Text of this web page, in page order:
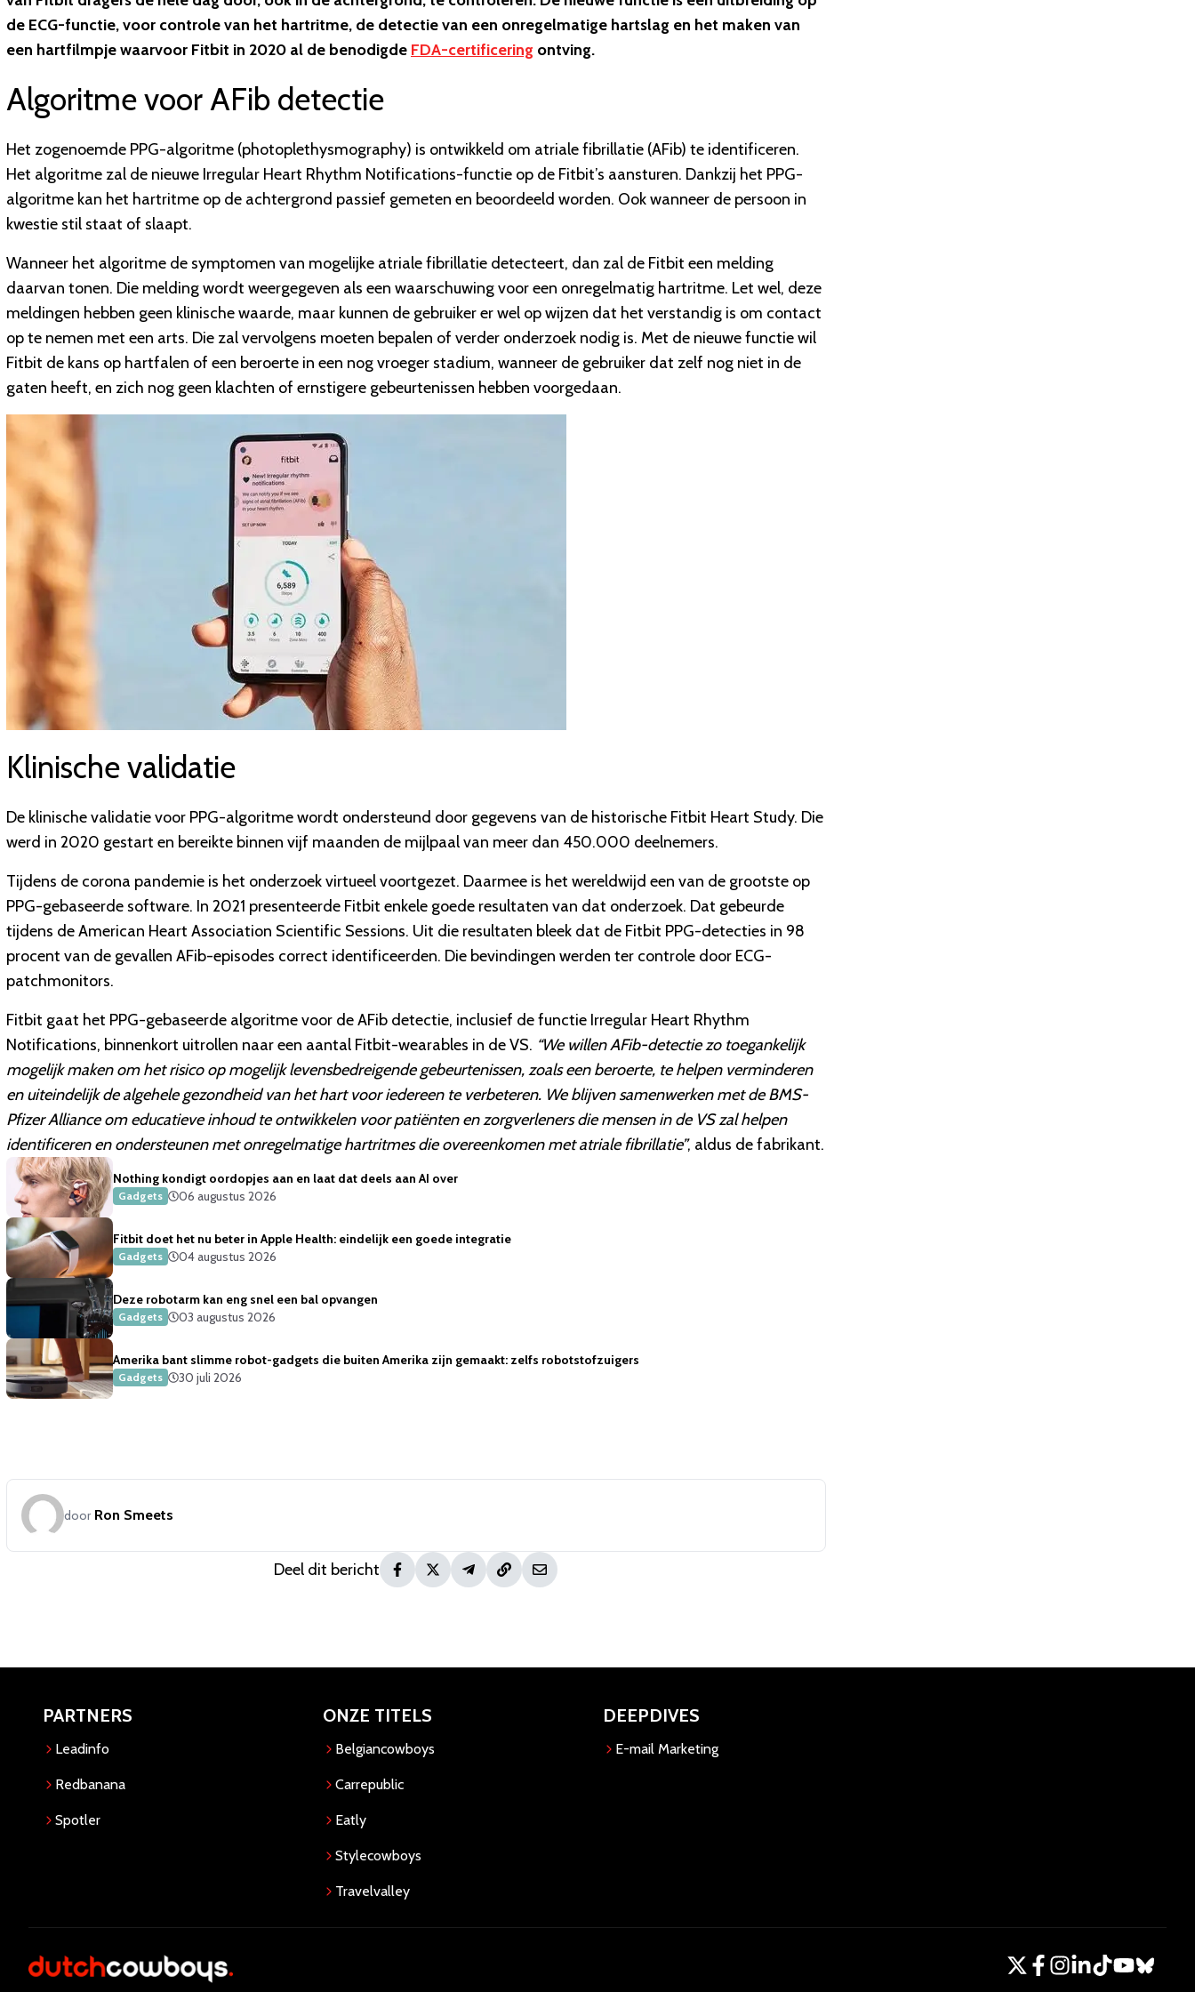
de ECG-functie, voor controle van het hartritme, de detectie van een onregelmatige hartslag en het maken van
een hartfilmpje waarvoor Fitbit in 2020 al de benodigde FDA-certificering ontving.
Algoritme voor AFib detectie
Het zogenoemde PPG-algoritme (photoplethysmography) is ontwikkeld om atriale fibrillatie (AFib) te identificeren.
Het algoritme zal de nieuwe Irregular Heart Rhythm Notifications-functie op de Fitbit’s aansturen. Dankzij het PPG-
algoritme kan het hartritme op de achtergrond passief gemeten en beoordeeld worden. Ook wanneer de persoon in
kwestie stil staat of slaapt.
Wanneer het algoritme de symptomen van mogelijke atriale fibrillatie detecteert, dan zal de Fitbit een melding
daarvan tonen. Die melding wordt weergegeven als een waarschuwing voor een onregelmatig hartritme. Let wel, deze
meldingen hebben geen klinische waarde, maar kunnen de gebruiker er wel op wijzen dat het verstandig is om contact
op te nemen met een arts. Die zal vervolgens moeten bepalen of verder onderzoek nodig is. Met de nieuwe functie wil
Fitbit de kans op hartfalen of een beroerte in een nog vroeger stadium, wanneer de gebruiker dat zelf nog niet in de
gaten heeft, en zich nog geen klachten of ernstigere gebeurtenissen hebben voorgedaan.
Klinische validatie
De klinische validatie voor PPG-algoritme wordt ondersteund door gegevens van de historische Fitbit Heart Study. Die
werd in 2020 gestart en bereikte binnen vijf maanden de mijlpaal van meer dan 450.000 deelnemers.
Tijdens de corona pandemie is het onderzoek virtueel voortgezet. Daarmee is het wereldwijd een van de grootste op
PPG-gebaseerde software. In 2021 presenteerde Fitbit enkele goede resultaten van dat onderzoek. Dat gebeurde
tijdens de American Heart Association Scientific Sessions. Uit die resultaten bleek dat de Fitbit PPG-detecties in 98
procent van de gevallen AFib-episodes correct identificeerden. Die bevindingen werden ter controle door ECG-
patchmonitors.
Fitbit gaat het PPG-gebaseerde algoritme voor de AFib detectie, inclusief de functie Irregular Heart Rhythm
Notifications, binnenkort uitrollen naar een aantal Fitbit-wearables in de VS. “We willen AFib-detectie zo toegankelijk
mogelijk maken om het risico op mogelijk levensbedreigende gebeurtenissen, zoals een beroerte, te helpen verminderen
en uiteindelijk de algehele gezondheid van het hart voor iedereen te verbeteren. We blijven samenwerken met de BMS-
Pfizer Alliance om educatieve inhoud te ontwikkelen voor patiënten en zorgverleners die mensen in de VS zal helpen
identificeren en ondersteunen met onregelmatige hartritmes die overeenkomen met atriale fibrillatie”, aldus de fabrikant.
Nothing kondigt oordopjes aan en laat dat deels aan AI over
Gadgets 06 augustus 2026
Fitbit doet het nu beter in Apple Health: eindelijk een goede integratie
Gadgets 04 augustus 2026
Deze robotarm kan eng snel een bal opvangen
Gadgets 03 augustus 2026
Amerika bant slimme robot-gadgets die buiten Amerika zijn gemaakt: zelfs robotstofzuigers
Gadgets 30 juli 2026
door Ron Smeets
Deel dit bericht
PARTNERS
Leadinfo
Redbanana
Spotler
ONZE TITELS
Belgiancowboys
Carrepublic
Eatly
Stylecowboys
Travelvalley
DEEPDIVES
E-mail Marketing